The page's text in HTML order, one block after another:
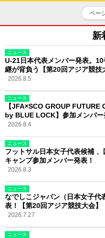
ペー
新
ニュース
U-21日本代表メンバー発表。
継が背負う【第20回アジア競技
2026.8.5
ニュース
【JFA×SCO GROUP
by BLUE LOCK】参加メンバー
2026.8.4
ニュース
フットサル日本女子代表候補
キャンプ参加メンバー発表！
2026.8.3
ニュース
なでしこジャパン（日本女子代
表！【第20回アジア競技大会】
2026.7.27
ニュース